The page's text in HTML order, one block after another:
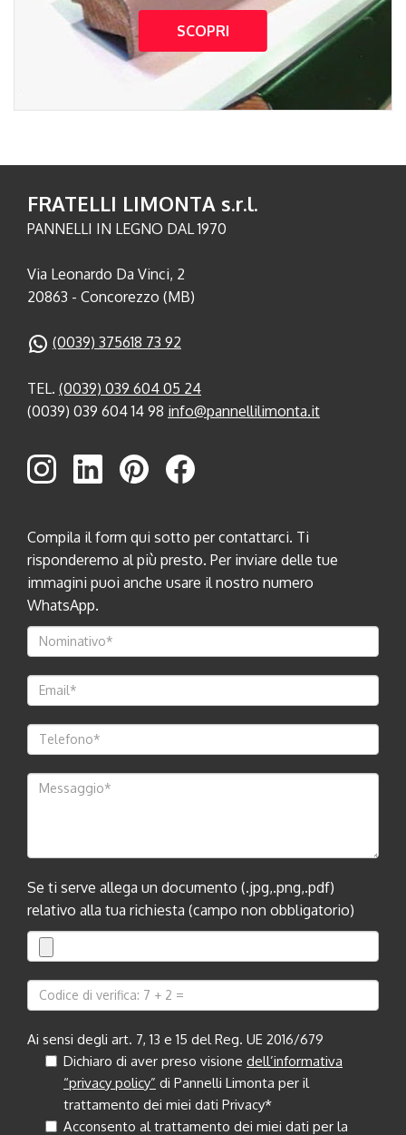
SCOPRI
FRATELLI LIMONTA s.r.l.
PANNELLI IN LEGNO DAL 1970
Via Leonardo Da Vinci, 2
20863 - Concorezzo (MB)
(0039) 375618 73 92
TEL. (0039) 039 604 05 24
(0039) 039 604 14 98 info@pannellilimonta.it
Compila il form qui sotto per contattarci. Ti
risponderemo al più presto. Per inviare delle tue
immagini puoi anche usare il nostro numero
WhatsApp.
Se ti serve allega un documento (.jpg,.png,.pdf)
relativo alla tua richiesta (campo non obbligatorio)
Ai sensi degli art. 7, 13 e 15 del Reg. UE 2016/679
Dichiaro di aver preso visione dell’informativa
“privacy policy” di Pannelli Limonta per il
trattamento dei miei dati Privacy*
Acconsento al trattamento dei miei dati per la